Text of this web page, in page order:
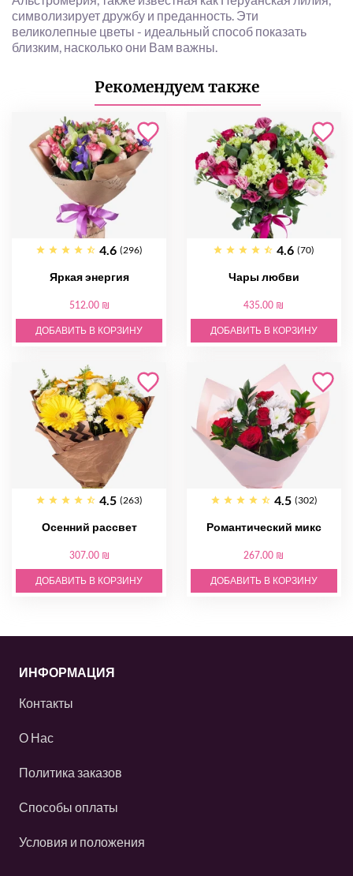
символизирует дружбу и преданность. Эти
великолепные цветы - идеальный способ показать
близким, насколько они Вам важны.
Рекомендуем также
4.6 (296)
Яркая энергия
512.00 ₪
ДОБАВИТЬ В КОРЗИНУ
4.6 (70)
Чары любви
435.00 ₪
ДОБАВИТЬ В КОРЗИНУ
4.5 (263)
Осенний рассвет
307.00 ₪
ДОБАВИТЬ В КОРЗИНУ
4.5 (302)
Романтический микс
267.00 ₪
ДОБАВИТЬ В КОРЗИНУ
ИНФОРМАЦИЯ
Контакты
О Нас
Политика заказов
Способы оплаты
Условия и положения